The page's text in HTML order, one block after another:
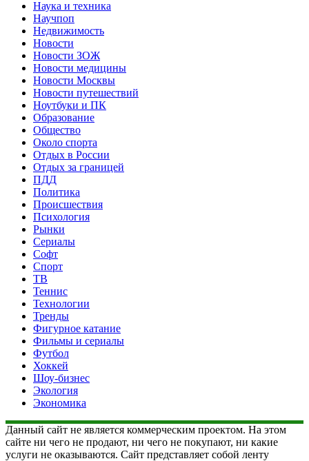
Наука и техника
Научпоп
Недвижимость
Новости
Новости ЗОЖ
Новости медицины
Новости Москвы
Новости путешествий
Ноутбуки и ПК
Образование
Общество
Около спорта
Отдых в России
Отдых за границей
ПДД
Политика
Происшествия
Психология
Рынки
Сериалы
Софт
Спорт
ТВ
Теннис
Технологии
Тренды
Фигурное катание
Фильмы и сериалы
Футбол
Хоккей
Шоу-бизнес
Экология
Экономика
Данный сайт не является коммерческим проектом. На этом
сайте ни чего не продают, ни чего не покупают, ни какие
услуги не оказываются. Сайт представляет собой ленту